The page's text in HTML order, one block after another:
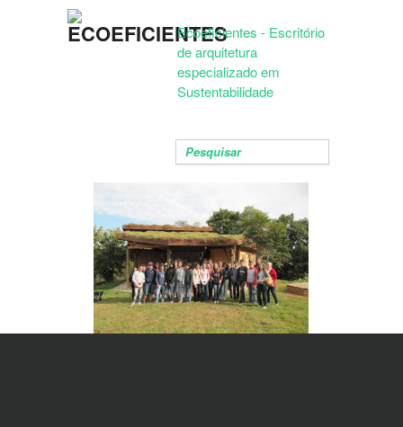
Ecoeficientes - Escritório
de arquitetura
especializado em
Sustentabilidade